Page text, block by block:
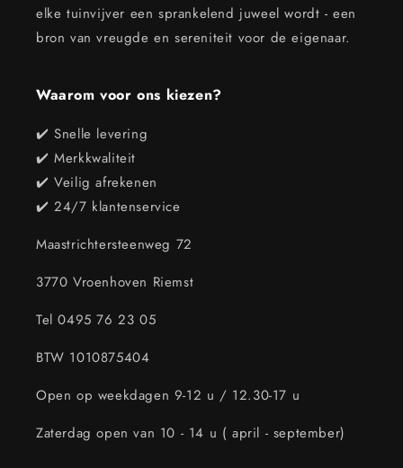
elke tuinvijver een sprankelend juweel wordt - een
bron van vreugde en sereniteit voor de eigenaar.
Waarom voor ons kiezen?
✔️ Snelle levering
✔️ Merkkwaliteit
✔️ Veilig afrekenen
✔️ 24/7 klantenservice
Maastrichtersteenweg 72
3770 Vroenhoven Riemst
Tel 0495 76 23 05
BTW 1010875404
Open op weekdagen 9-12 u / 12.30-17 u
Zaterdag open van 10 - 14 u ( april - september)